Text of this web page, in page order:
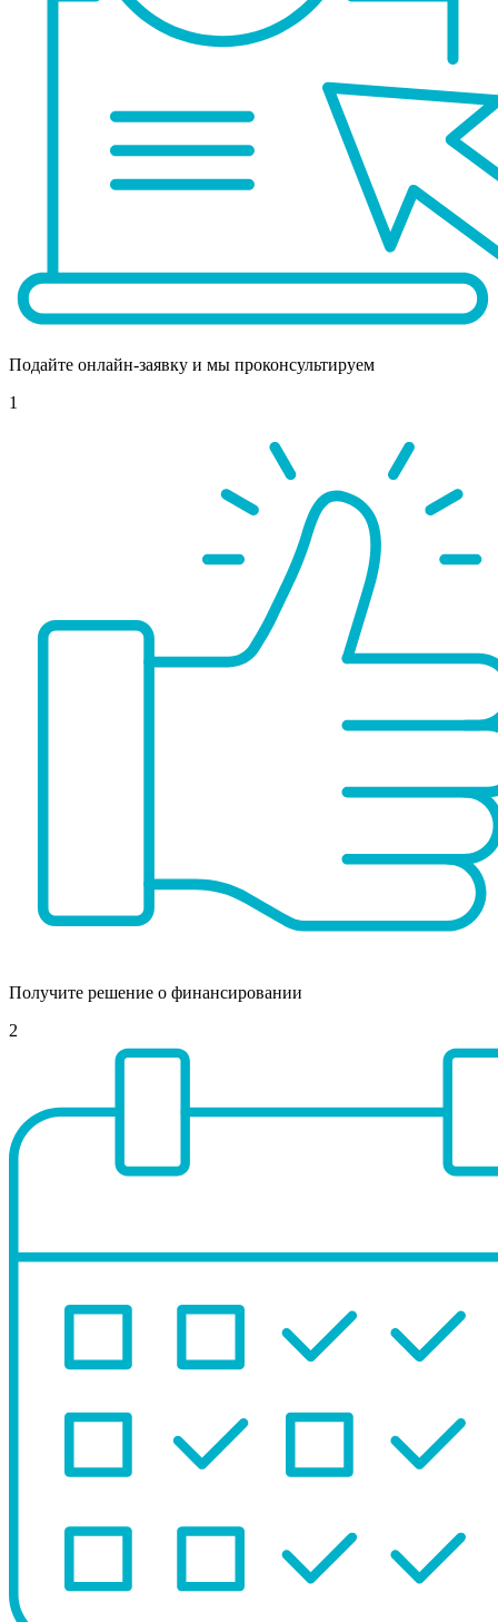
Подайте онлайн-заявку и мы проконсультируем
1
Получите решение о финансировании
2